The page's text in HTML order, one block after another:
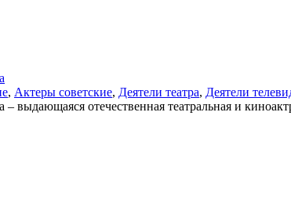
, Актеры советские, Деятели театра, Деятели
выдающаяся отечественная театральная и